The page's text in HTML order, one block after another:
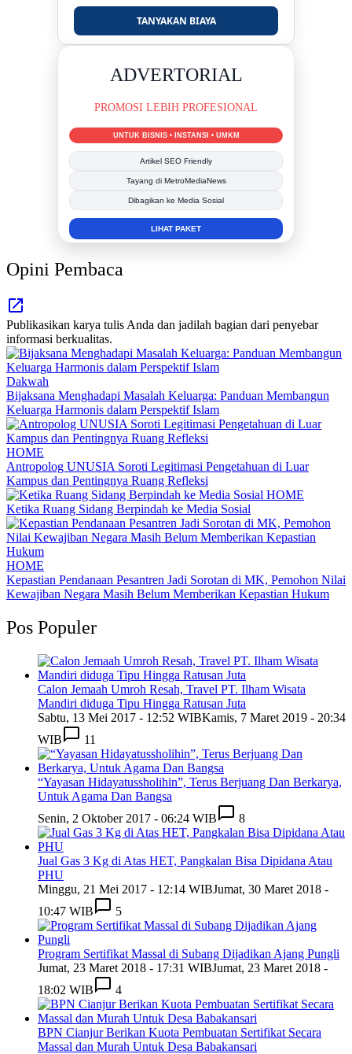
TANYAKAN BIAYA
DUKUNG KAMI
MEDIA INFORMASI TERPERCAYA
Publikasi Kegiatan
Berita Promosi
Tingkatkan Branding Anda
INFO SELENGKAPNYA
Opini Pembaca
Publikasikan karya tulis Anda dan jadilah bagian dari penyebar
informasi berkualitas.
Dakwah
Bijaksana Menghadapi Masalah Keluarga: Panduan Membangun
Keluarga Harmonis dalam Perspektif Islam
HOME
Antropolog UNUSIA Soroti Legitimasi Pengetahuan di Luar
Kampus dan Pentingnya Ruang Refleksi
HOME
Ketika Ruang Sidang Berpindah ke Media Sosial
HOME
Kepastian Pendanaan Pesantren Jadi Sorotan di MK, Pemohon Nilai
Kewajiban Negara Masih Belum Memberikan Kepastian Hukum
Pos Populer
Calon Jemaah Umroh Resah, Travel PT. Ilham Wisata
Mandiri diduga Tipu Hingga Ratusan Juta
Sabtu, 13 Mei 2017 - 12:52 WIBKamis, 7 Maret 2019 - 20:34
WIB
11
“Yayasan Hidayatussholihin”, Terus Berjuang Dan Berkarya,
Untuk Agama Dan Bangsa
Senin, 2 Oktober 2017 - 06:24 WIB
8
Jual Gas 3 Kg di Atas HET, Pangkalan Bisa Dipidana Atau
PHU
Minggu, 21 Mei 2017 - 12:14 WIBJumat, 30 Maret 2018 -
10:47 WIB
5
Program Sertifikat Massal di Subang Dijadikan Ajang Pungli
Jumat, 23 Maret 2018 - 17:31 WIBJumat, 23 Maret 2018 -
18:02 WIB
4
BPN Cianjur Berikan Kuota Pembuatan Sertifikat Secara
Massal dan Murah Untuk Desa Babakansari